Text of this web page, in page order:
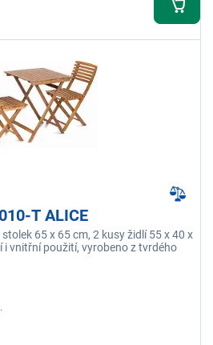
T ALICE
65 x 65 cm, 2 kusy židlí 55 x 40 x
i vnitřní použití, vyrobeno z tvrdého